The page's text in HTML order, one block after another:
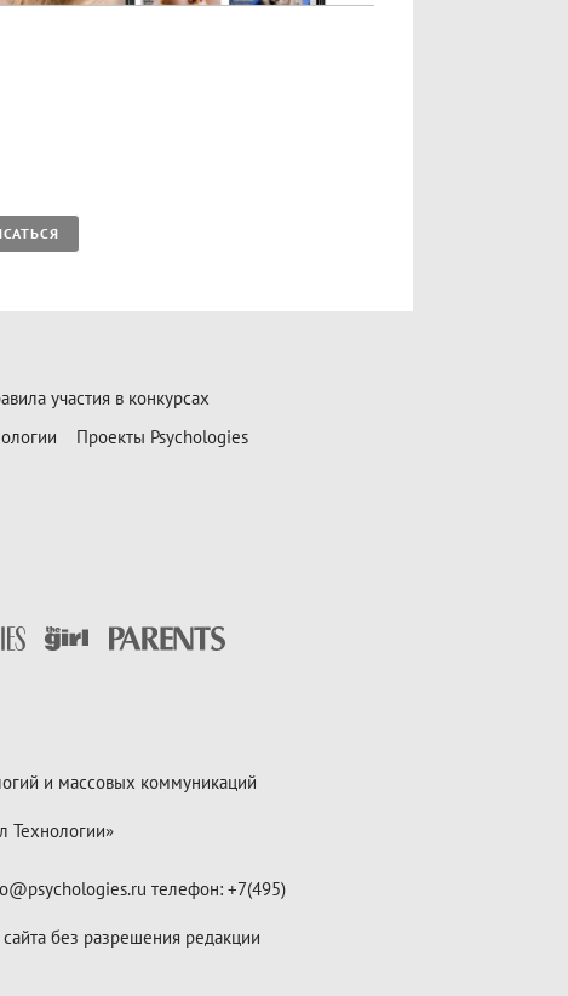
участия в конкурсах
Проекты Psychologies
и массовых коммуникаций
Технологии»
телефон: +7(495)
без разрешения редакции